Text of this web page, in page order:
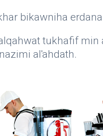
bikawniha
tukhafif
al'ahdath.